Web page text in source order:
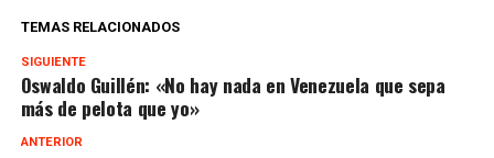
TEMAS RELACIONADOS
SIGUIENTE
Oswaldo Guillén: «No hay nada en Venezuela que sepa
más de pelota que yo»
ANTERIOR